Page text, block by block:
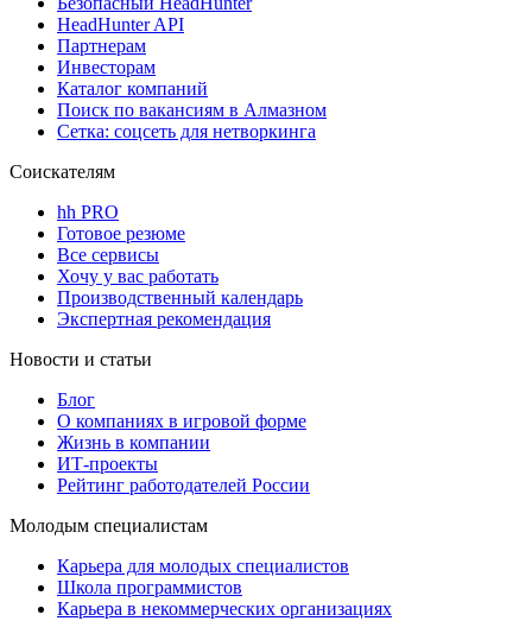
HeadHunter API
Партнерам
Инвесторам
Каталог компаний
Поиск по вакансиям в Алмазном
Сетка: соцсеть для нетворкинга
Соискателям
hh PRO
Готовое резюме
Все сервисы
Хочу у вас работать
Производственный календарь
Экспертная рекомендация
Новости и статьи
Блог
О компаниях в игровой форме
Жизнь в компании
ИТ-проекты
Рейтинг работодателей России
Молодым специалистам
Карьера для молодых специалистов
Школа программистов
Карьера в некоммерческих организациях